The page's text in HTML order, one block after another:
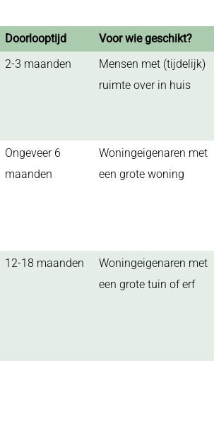
Doorlooptijd
Voor wie geschikt?
2-3 maanden
Mensen met (tijdelijk)
ruimte over in huis
Ongeveer 6
maanden
Woningeigenaren met
een grote woning
12-18 maanden
Woningeigenaren met
een grote tuin of erf